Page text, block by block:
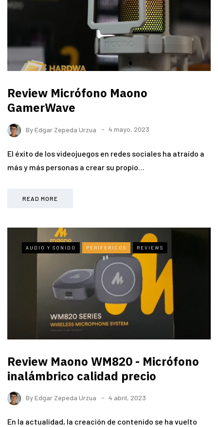
Review Micrófono Maono
GamerWave
ByEdgar Zepeda Urzua 4 mayo, 2023
El éxito de los videojuegos en redes sociales ha atraído a
más y más personas a crear su propio…
READ MORE
AUDIO Y SONIDO PERIFERICOS REVIEWS
Review Maono WM820 - Micrófono
inalámbrico calidad precio
ByEdgar Zepeda Urzua 4 abril, 2023
En la actualidad, la creación de contenido se ha vuelto